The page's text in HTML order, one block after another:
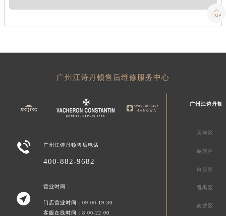
广州江诗丹顿售后维修服务中心
 广州江诗丹顿售后电话
400-882-9682

营业时间：
门店营业时间：09:00-19:30
客服在线时间：8:00-22:00
广州江诗丹顿
天河区
越秀区
白云区
番禺区
南沙区
